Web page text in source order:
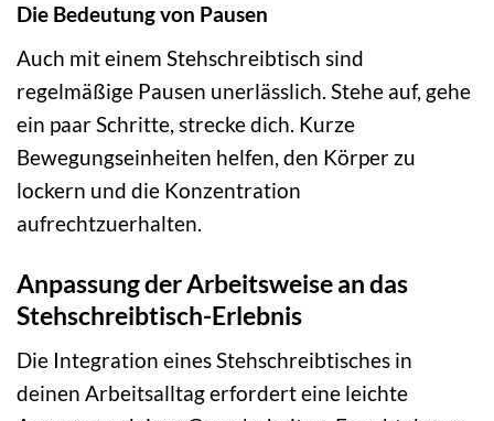
Die Bedeutung von Pausen
Auch mit einem Stehschreibtisch sind
regelmäßige Pausen unerlässlich. Stehe auf, gehe
ein paar Schritte, strecke dich. Kurze
Bewegungseinheiten helfen, den Körper zu
lockern und die Konzentration
aufrechtzuerhalten.
Anpassung der Arbeitsweise an das
Stehschreibtisch-Erlebnis
Die Integration eines Stehschreibtisches in
deinen Arbeitsalltag erfordert eine leichte